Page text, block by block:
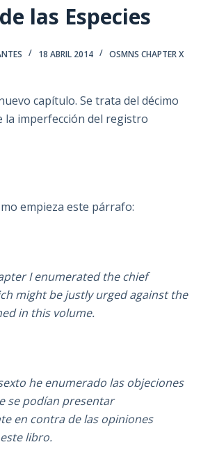
las Especies
18 ABRIL 2014 OSMNS CHAPTER X
capítulo. Se trata del décimo
la imperfección del registro
empieza este párrafo:
I enumerated the chief
might be justly urged against the
in this volume.
he enumerado las objeciones
se podían presentar
en contra de las opiniones
libro.